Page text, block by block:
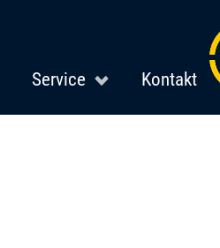
Service Kontakt